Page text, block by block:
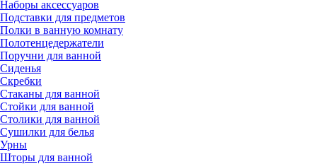
Наборы аксессуаров
Подставки для предметов
Полки в ванную комнату
Полотенцедержатели
Поручни для ванной
Сиденья
Скребки
Стаканы для ванной
Стойки для ванной
Столики для ванной
Сушилки для белья
Урны
Шторы для ванной